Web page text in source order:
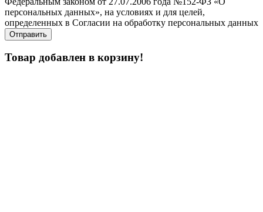
персональных данных», на условиях и для целей,
определенных в Согласии на обработку персональных данных
Товар добавлен в корзину!